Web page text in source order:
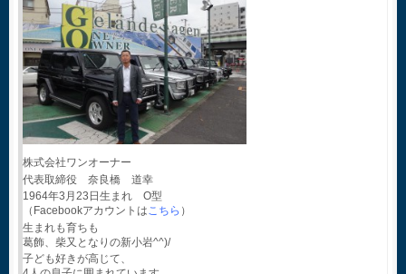
株式会社ワンオーナー
代表取締役 奈良橋 道幸
1964年3月23日生まれ O型
（Facebookアカウントはこちら ）
生まれも育ちも
葛飾、柴又となりの新小岩^^)/
子ども好きが高じて、